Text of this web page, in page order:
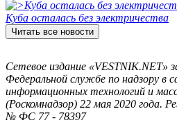
Куба осталась без электричества
Читать все новости
Сетевое издание «VESTNIK.NET»
Федеральной службе по надзору в
информационных технологий и
(Роскомнадзор) 22 мая 2020 года.
№ ФС 77 - 78397